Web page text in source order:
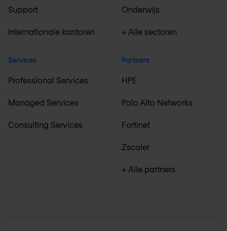
Support
Internationale kantoren
Services
Professional Services
Managed Services
Consulting Services
Onderwijs
+ Alle sectoren
Partners
HPE
Palo Alto Networks
Fortinet
Zscaler
+ Alle partners